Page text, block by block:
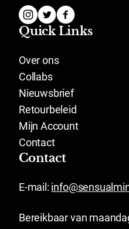
Quick Links
Over ons
Collabs
Nieuwsbrief
Retourbeleid
Mijn Account
Contact
Contact
E-mail:
Bereikbaar van